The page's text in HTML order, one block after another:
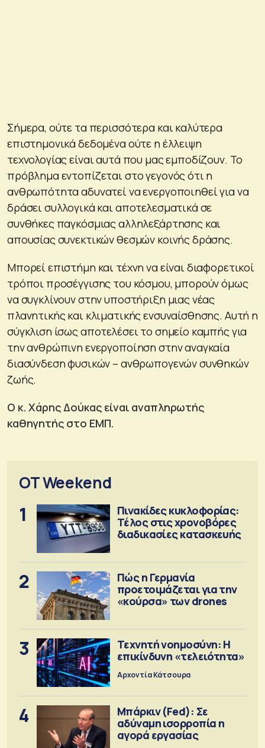
Σήμερα, ούτε τα περισσότερα και καλύτερα
επιστημονικά δεδομένα ούτε η έλλειψη
τεχνολογίας είναι αυτά που μας εμποδίζουν. Το
πρόβλημα εντοπίζεται στο γεγονός ότι η
ανθρωπότητα αδυνατεί να ενεργοποιηθεί για να
δράσει συλλογικά και αποτελεσματικά σε
συνθήκες παγκόσμιας αλληλεξάρτησης και
απουσίας συνεκτικών θεσμών κοινής δράσης.
Μπορεί επιστήμη και τέχνη να είναι διαφορετικοί
τρόποι προσέγγισης του κόσμου, μπορούν όμως
να συγκλίνουν στην υποστήριξη μιας νέας
πλανητικής και κλιματικής ενσυναίσθησης. Αυτή η
σύγκλιση ίσως αποτελέσει το σημείο καμπής για
την ανθρώπινη ενεργοποίηση στην αναγκαία
διασύνδεση φυσικών – ανθρωπογενών συνθηκών
ζωής.
Ο κ. Χάρης Δούκας είναι αναπληρωτής
καθηγητής στο ΕΜΠ.
OT Weekend
1
Πινακίδες κυκλοφορίας:
Τέλος στις χρονοβόρες
διαδικασίες κατασκευής
2
Πώς η Γερμανία
προετοιμάζεται για την
«κούρσα» των drones
3
Τεχνητή νοημοσύνη: Η
επικίνδυνη «τελειότητα»
Αρχοντία Κάτσουρα
4
Μπάρκιν (Fed): Σε
αδύναμη ισορροπία η
αγορά εργασίας